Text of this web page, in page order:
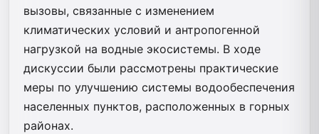
вызовы, связанные с изменением
климатических условий и антропогенной
нагрузкой на водные экосистемы. В ходе
дискуссии были рассмотрены практические
меры по улучшению системы водообеспечения
населенных пунктов, расположенных в горных
районах.